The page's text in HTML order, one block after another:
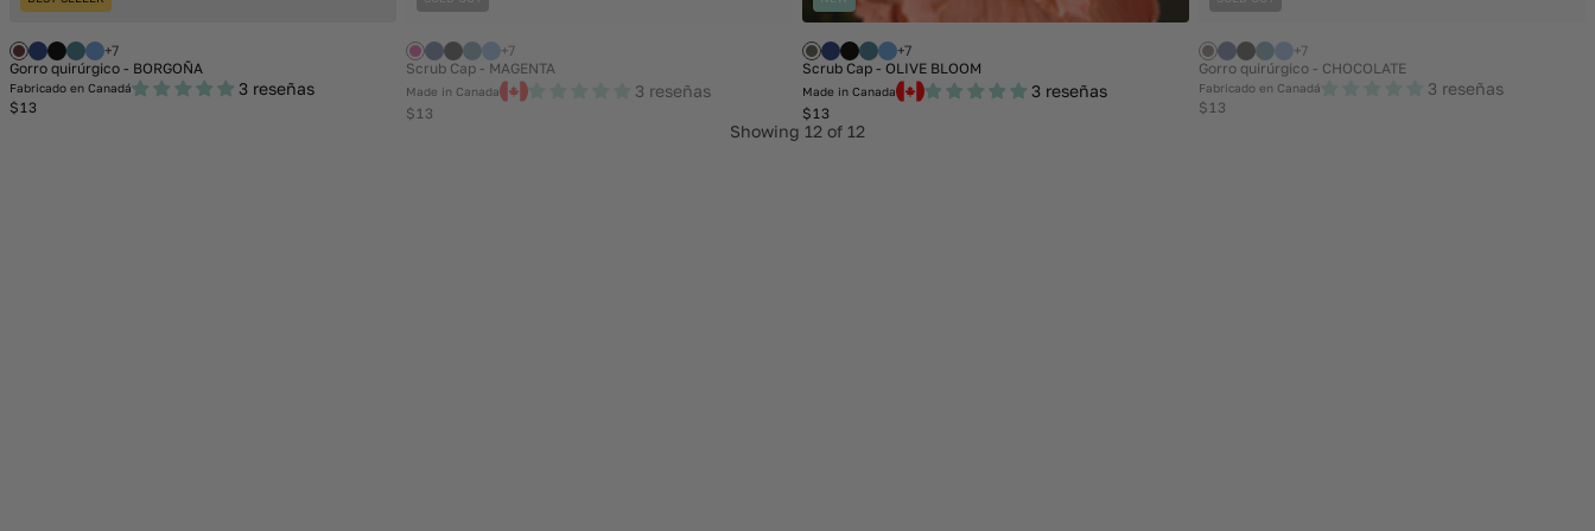
+7
Gorro quirúrgico - BORGOÑA
Fabricado en Canadá 3 reseñas
Regular
$13
+7
Scrub Cap - MAGENTA
Made in Canada 3 reseñas
Regular
$13
+7
Scrub Cap - OLIVE BLOOM
Made in Canada 3 reseñas
Regular
price
$13
+7
Gorro quirúrgico - CHOCOLATE
Fabricado en Canadá 3 reseñas
Regular
$13
Showing 12 of 12